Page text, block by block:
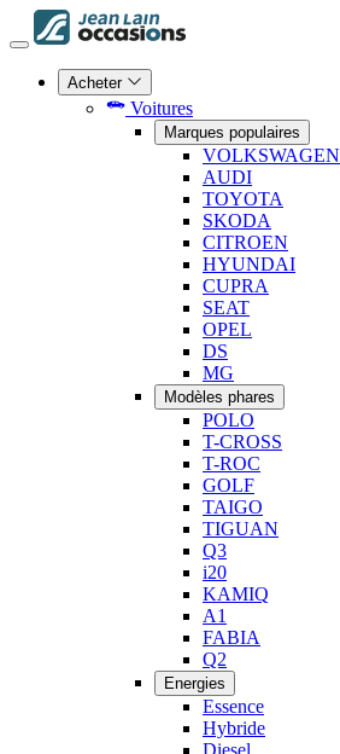
Acheter
Voitures
Marques populaires
VOLKSWAGEN
AUDI
TOYOTA
SKODA
CITROEN
HYUNDAI
CUPRA
SEAT
OPEL
DS
MG
Modèles phares
POLO
T-CROSS
T-ROC
GOLF
TAIGO
TIGUAN
Q3
i20
KAMIQ
A1
FABIA
Q2
Energies
Essence
Hybride